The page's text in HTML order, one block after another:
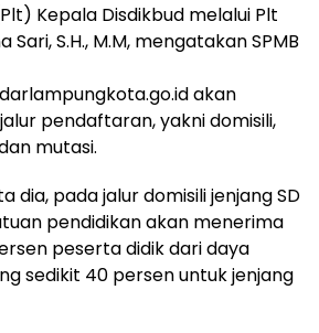
Kepala Disdikbud melalui Plt
S.H., M.M, mengatakan SPMB
akan
pendaftaran, yakni domisili,
mutasi.
dia, pada jalur domisili jenjang SD
pendidikan akan menerima
peserta didik dari daya
sedikit 40 persen untuk jenjang